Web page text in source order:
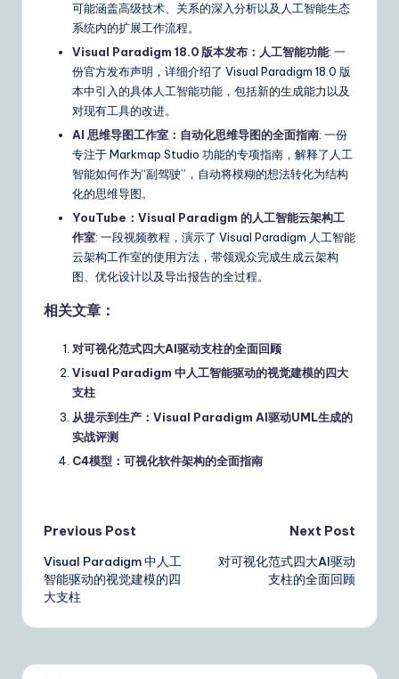
可能涵盖高级技术、关系的深入分析以及人工智能生态
系统内的扩展工作流程。
Visual Paradigm 18.0 版本发布：人工智能功能: 一
份官方发布声明，详细介绍了 Visual Paradigm 18.0 版
本中引入的具体人工智能功能，包括新的生成能力以及
对现有工具的改进。
AI 思维导图工作室：自动化思维导图的全面指南: 一份
专注于 Markmap Studio 功能的专项指南，解释了人工
智能如何作为“副驾驶”，自动将模糊的想法转化为结构
化的思维导图。
YouTube：Visual Paradigm 的人工智能云架构工
作室: 一段视频教程，演示了 Visual Paradigm 人工智能
云架构工作室的使用方法，带领观众完成生成云架构
图、优化设计以及导出报告的全过程。
相关文章：
对可视化范式四大AI驱动支柱的全面回顾
Visual Paradigm 中人工智能驱动的视觉建模的四大
支柱
从提示到生产：Visual Paradigm AI驱动UML生成的
实战评测
C4模型：可视化软件架构的全面指南
Post
navigation
Previous Post
Visual Paradigm 中人工
智能驱动的视觉建模的四
大支柱
Next Post
对可视化范式四大AI驱动
支柱的全面回顾